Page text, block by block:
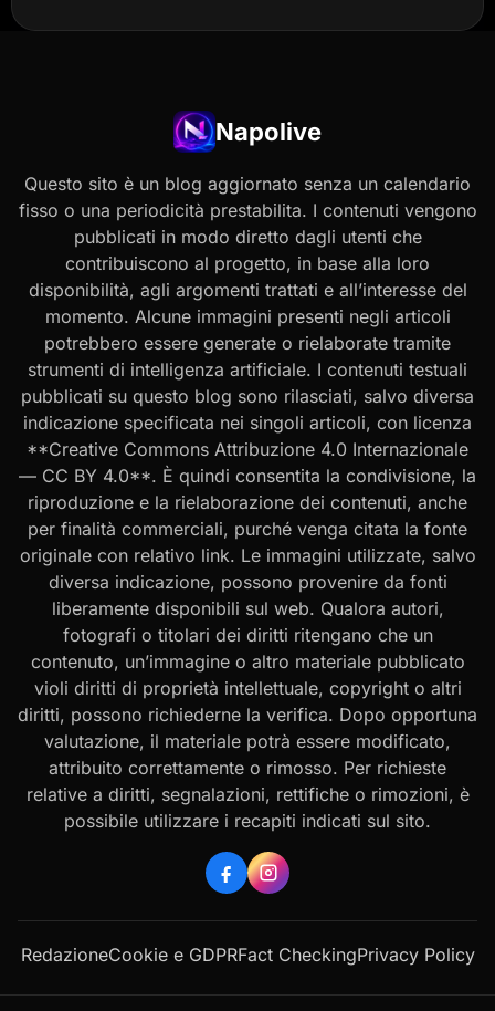
Napolive
Questo sito è un blog aggiornato senza un calendario
fisso o una periodicità prestabilita. I contenuti vengono
pubblicati in modo diretto dagli utenti che
contribuiscono al progetto, in base alla loro
disponibilità, agli argomenti trattati e all’interesse del
momento. Alcune immagini presenti negli articoli
potrebbero essere generate o rielaborate tramite
strumenti di intelligenza artificiale. I contenuti testuali
pubblicati su questo blog sono rilasciati, salvo diversa
indicazione specificata nei singoli articoli, con licenza
**Creative Commons Attribuzione 4.0 Internazionale
— CC BY 4.0**. È quindi consentita la condivisione, la
riproduzione e la rielaborazione dei contenuti, anche
per finalità commerciali, purché venga citata la fonte
originale con relativo link. Le immagini utilizzate, salvo
diversa indicazione, possono provenire da fonti
liberamente disponibili sul web. Qualora autori,
fotografi o titolari dei diritti ritengano che un
contenuto, un’immagine o altro materiale pubblicato
violi diritti di proprietà intellettuale, copyright o altri
diritti, possono richiederne la verifica. Dopo opportuna
valutazione, il materiale potrà essere modificato,
attribuito correttamente o rimosso. Per richieste
relative a diritti, segnalazioni, rettifiche o rimozioni, è
possibile utilizzare i recapiti indicati sul sito.
RedazioneCookie e GDPRFact CheckingPrivacy Policy